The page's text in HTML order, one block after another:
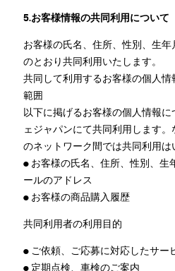
5.お客様情報の共同利用について
お客様の氏名、住所、性別、生
のとおり共同利用いたします。
共同して利用するお客様の個人
範囲
以下に掲げるお客様の個人情報
ェジャパンにて共同利用します
のネットワーク間では共同利用は
● お客様の氏名、住所、性別、生
ールのアドレス
● お客様の商品購入履歴
共同利用者の利用目的
● ご依頼、ご応募に対応したサー
● 定期点検、車検のご案内